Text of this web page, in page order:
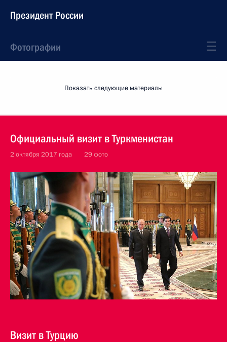
Президент России
Фотографии
Показать следующие материалы
Официальный визит в Туркменистан
2 октября 2017 года 29 фото
Визит в Турцию